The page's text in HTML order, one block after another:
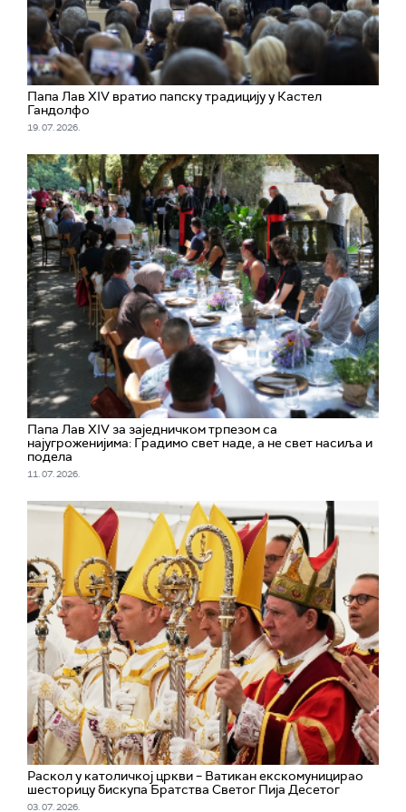
Папа Лав XIV вратио папску традицију у Кастел
Гандолфо
19. 07. 2026.
Папа Лав XIV за заједничком трпезом са
најугроженијима: Градимо свет наде, а не свет насиља и
подела
11. 07. 2026.
Раскол у католичкој цркви – Ватикан екскомуницирао
шесторицу бискупа Братства Светог Пија Десетог
03. 07. 2026.